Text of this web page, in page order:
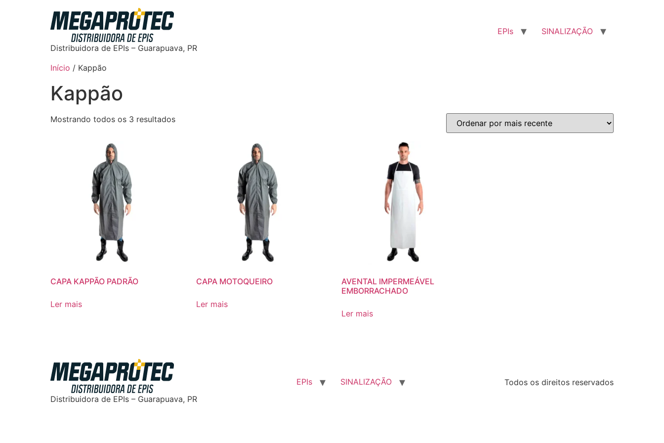
Distribuidora de EPIs – Guarapuava, PR
EPIs SINALIZAÇÃO
Início / Kappão
Kappão
Mostrando todos os 3 resultados
CAPA KAPPÃO PADRÃO
Ler mais
CAPA MOTOQUEIRO
Ler mais
AVENTAL IMPERMEÁVEL
EMBORRACHADO
Ler mais
Distribuidora de EPIs – Guarapuava, PR
EPIs SINALIZAÇÃO Todos os direitos reservados